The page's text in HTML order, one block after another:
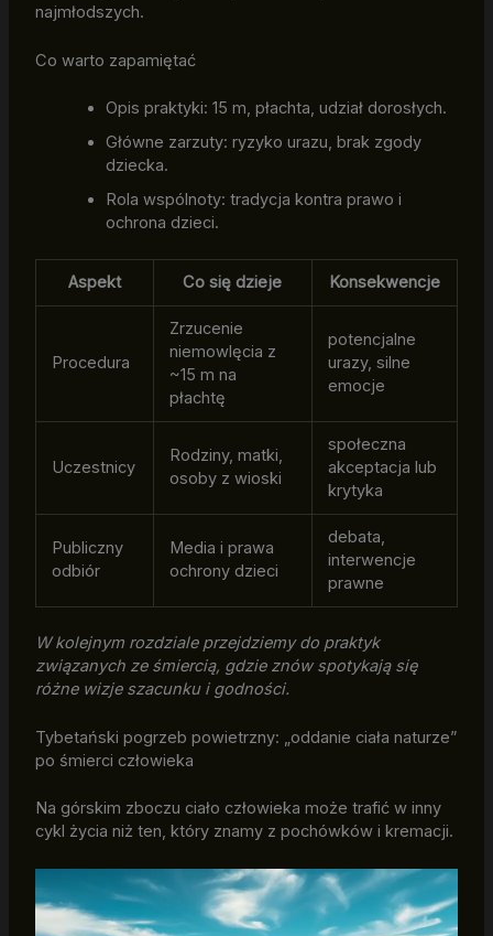
najmłodszych.
Co warto zapamiętać
Opis praktyki: 15 m, płachta, udział dorosłych.
Główne zarzuty: ryzyko urazu, brak zgody
dziecka.
Rola wspólnoty: tradycja kontra prawo i
ochrona dzieci.
Aspekt Co się dzieje Konsekwencje
Procedura
Zrzucenie
niemowlęcia z
~15 m na
płachtę
potencjalne
urazy, silne
emocje
Uczestnicy
Rodziny, matki,
osoby z wioski
społeczna
akceptacja lub
krytyka
Publiczny
odbiór
Media i prawa
ochrony dzieci
debata,
interwencje
prawne
W kolejnym rozdziale przejdziemy do praktyk
związanych ze śmiercią, gdzie znów spotykają się
różne wizje szacunku i godności.
Tybetański pogrzeb powietrzny: „oddanie ciała naturze”
po śmierci człowieka
Na górskim zboczu ciało człowieka może trafić w inny
cykl życia niż ten, który znamy z pochówków i kremacji.